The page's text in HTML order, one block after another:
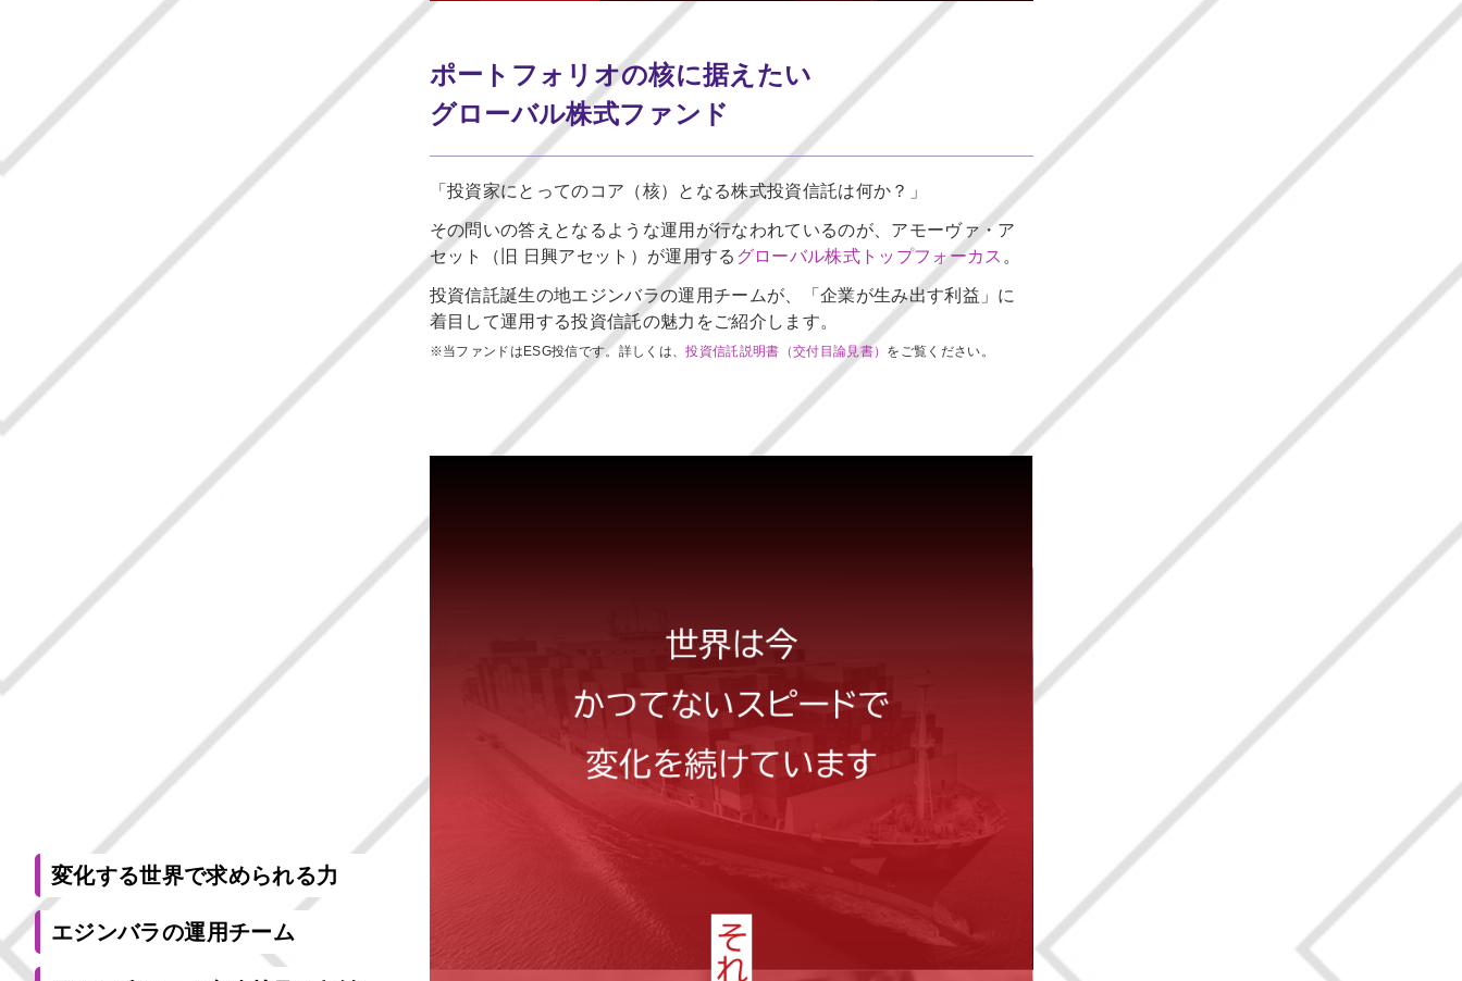
変化する世界で求められる力
エジンバラの運用チーム
ポートフォリオの核に据えたい
グローバル株式ファンド
「投資家にとってのコア（核）となる株式投資信託は何か？」
その問いの答えとなるような運用が行なわれているのが、アモーヴァ・ア
セット（旧 日興アセット）が運用する グローバル株式トップフォーカス 。
投資信託誕生の地エジンバラの運用チームが、「企業が生み出す利益」に
着目して運用する投資信託の魅力をご紹介します。
※当ファンドはESG投信です。詳しくは、投資信託説明書（交付目論見書） をご覧ください。